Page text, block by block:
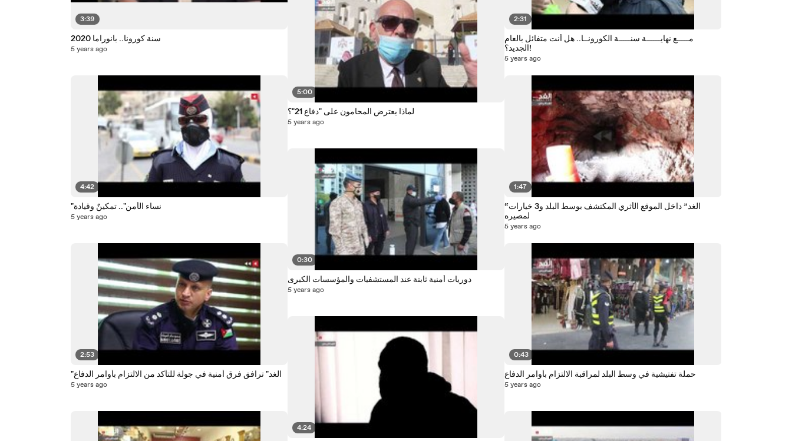
3:39
سنة كورونا.. بانوراما 2020
5 years ago
4:42
"نساء الأمن".. تمكينٌ وقيادة
5 years ago
2:53
"الغد" ترافق فرق أمنية في جولة للتأكد من الالتزام بأوامر الدفاع
5 years ago
5:00
لماذا يعترض المحامون على "دفاع 21"؟
5 years ago
0:30
دوريات أمنية ثابتة عند المستشفيات والمؤسسات الكبرى
5 years ago
4:24
2:31
مـــــع نهايــــــة سنـــــة الكورونــا.. هل أنت متفائل بالعام
الجديد؟!
5 years ago
1:47
“الغد” داخل الموقع الأثري المكتشف بوسط البلد و3 خيارات
لمصيره
5 years ago
0:43
حملة تفتيشية في وسط البلد لمراقبة الالتزام بأوامر الدفاع
5 years ago